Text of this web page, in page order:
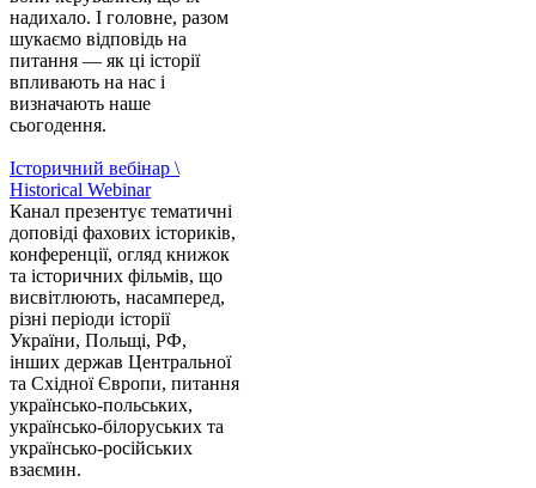
надихало. І головне, разом
шукаємо відповідь на
питання — як ці історії
впливають на нас і
визначають наше
сьогодення.
Історичний вебінар \
Historical Webinar
Канал презентує тематичні
доповіді фахових істориків,
конференції, огляд книжок
та історичних фільмів, що
висвітлюють, насамперед,
різні періоди історії
України, Польщі, РФ,
інших держав Центральної
та Східної Європи, питання
українсько-польських,
українсько-білоруських та
українсько-російських
взаємин.